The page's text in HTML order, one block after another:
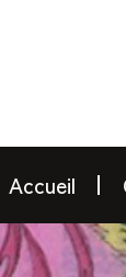
Accueil